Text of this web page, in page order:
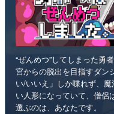
“ぜんめつ”してしまった勇
宮からの脱出を目指すダン
い/いいえ」しか喋れず、
い人形になっていて、僧
選ぶのは、あなたです。